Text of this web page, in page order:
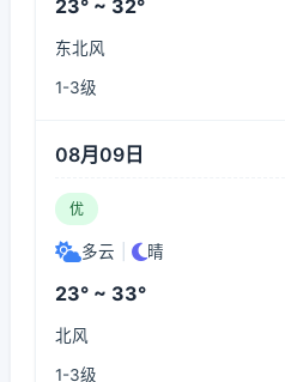
23° ~ 32°
东北风
1-3级
08月09日
优
多云 晴
23° ~ 33°
北风
1-3级